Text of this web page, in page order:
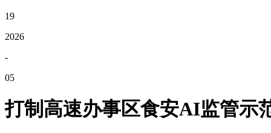
19
2026
-
05
打制高速办事区食安AI监管示